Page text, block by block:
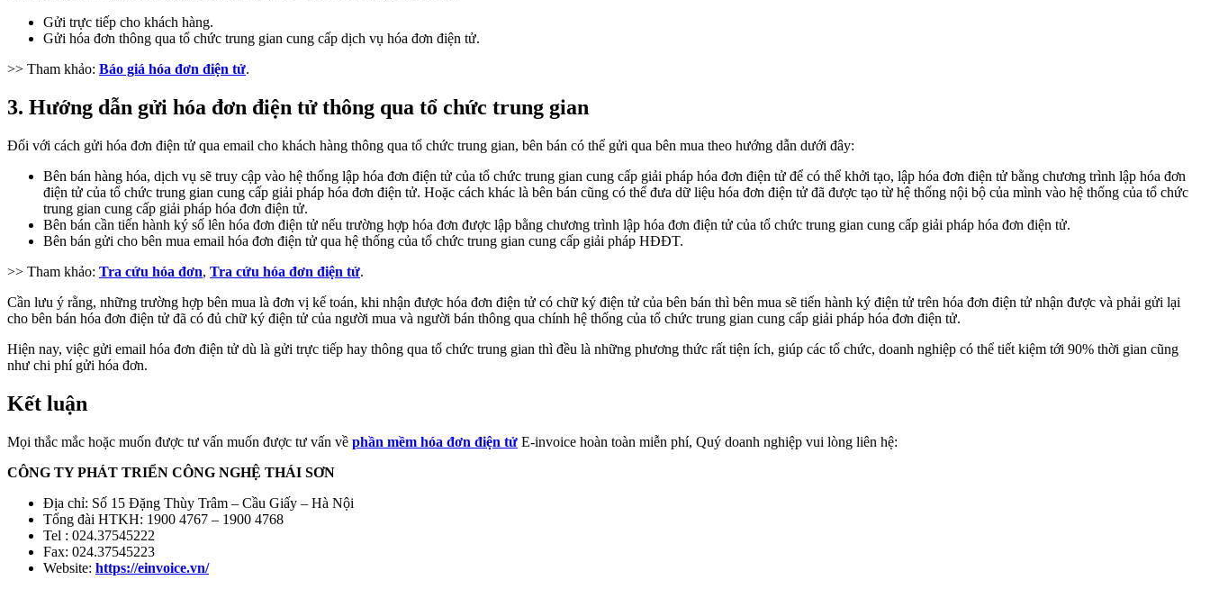
Gửi trực tiếp cho khách hàng.
Gửi hóa đơn thông qua tổ chức trung gian cung cấp dịch vụ hóa đơn điện tử.
>> Tham khảo: Báo giá hóa đơn điện tử.
3. Hướng dẫn gửi hóa đơn điện tử thông qua tổ chức trung gian
Đối với cách gửi hóa đơn điện tử qua email cho khách hàng thông qua tổ chức trung gian, bên bán có thể gửi qua bên mua theo hướng dẫn dưới đây:
Bên bán hàng hóa, dịch vụ sẽ truy cập vào hệ thống lập hóa đơn điện tử của tổ chức trung gian cung cấp giải pháp hóa đơn điện tử để có thể khởi tạo, lập hóa đơn điện tử bằng chương trình lập hóa đơn
điện tử của tổ chức trung gian cung cấp giải pháp hóa đơn điện tử. Hoặc cách khác là bên bán cũng có thể đưa dữ liệu hóa đơn điện tử đã được tạo từ hệ thống nội bộ của mình vào hệ thống của tổ chức
trung gian cung cấp giải pháp hóa đơn điện tử.
Bên bán cần tiến hành ký số lên hóa đơn điện tử nếu trường hợp hóa đơn được lập bằng chương trình lập hóa đơn điện tử của tổ chức trung gian cung cấp giải pháp hóa đơn điện tử.
Bên bán gửi cho bên mua email hóa đơn điện tử qua hệ thống của tổ chức trung gian cung cấp giải pháp HĐĐT.
>> Tham khảo: Tra cứu hóa đơn, Tra cứu hóa đơn điện tử.
Cần lưu ý rằng, những trường hợp bên mua là đơn vị kế toán, khi nhận được hóa đơn điện tử có chữ ký điện tử của bên bán thì bên mua sẽ tiến hành ký điện tử trên hóa đơn điện tử nhận được và phải gửi lại
cho bên bán hóa đơn điện tử đã có đủ chữ ký điện tử của người mua và người bán thông qua chính hệ thống của tổ chức trung gian cung cấp giải pháp hóa đơn điện tử.
Hiện nay, việc gửi email hóa đơn điện tử dù là gửi trực tiếp hay thông qua tổ chức trung gian thì đều là những phương thức rất tiện ích, giúp các tổ chức, doanh nghiệp có thể tiết kiệm tới 90% thời gian cũng
như chi phí gửi hóa đơn.
Kết luận
Mọi thắc mắc hoặc muốn được tư vấn muốn được tư vấn về phần mềm hóa đơn điện tử E-invoice hoàn toàn miễn phí, Quý doanh nghiệp vui lòng liên hệ:
CÔNG TY PHÁT TRIỂN CÔNG NGHỆ THÁI SƠN
Địa chỉ: Số 15 Đặng Thùy Trâm – Cầu Giấy – Hà Nội
Tổng đài HTKH: 1900 4767 – 1900 4768
Tel : 024.37545222
Fax: 024.37545223
Website: https://einvoice.vn/